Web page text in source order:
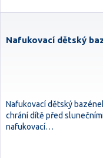
Nafukovací dětský
Nafukovací dětský
chrání dítě před
nafukovací…